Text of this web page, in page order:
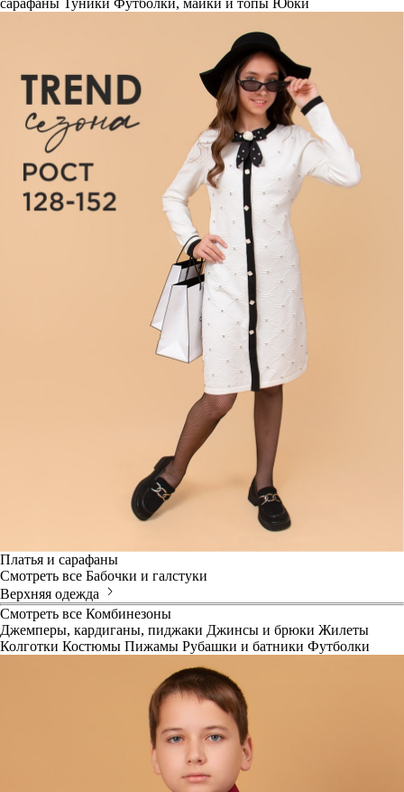
сарафаны Туники Футболки, майки и топы Юбки
Платья и сарафаны
Смотреть все Бабочки и галстуки
Верхняя одежда
Смотреть все Комбинезоны
Джемперы, кардиганы, пиджаки Джинсы и брюки Жилеты
Колготки Костюмы Пижамы Рубашки и батники Футболки